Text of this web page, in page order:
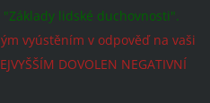
lidské duchovnosti".
vyústěním v odpověď na vaši
DOVOLEN NEGATIVNÍ